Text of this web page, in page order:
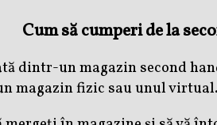
Cum să cumperi de la
dintr-un magazin second
magazin fizic sau unul virtual.